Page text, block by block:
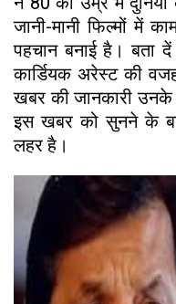
जानी-मानी फिल्मों में
पहचान बनाई है। बता
कार्डियक अरेस्ट की
खबर की जानकारी उनके
इस खबर को सुनने के
लहर है।